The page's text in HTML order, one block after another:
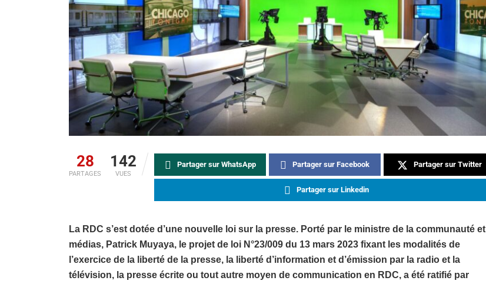
28
PARTAGES
142
VUES
Partager sur WhatsApp Partager sur Facebook Partager sur Twitter
Partager sur Linkedin
La RDC s’est dotée d’une nouvelle loi sur la presse. Porté par le ministre de la communauté et
médias, Patrick Muyaya, le projet de loi N°23/009 du 13 mars 2023 fixant les modalités de
l’exercice de la liberté de la presse, la liberté d’information et d’émission par la radio et la
télévision, la presse écrite ou tout autre moyen de communication en RDC, a été ratifié par